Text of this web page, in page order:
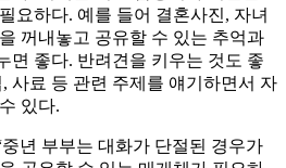
요하다. 예를 들어 결혼사진, 자녀
꺼내놓고 공유할 수 있는 추억과
면 좋다. 반려견을 키우는 것도 좋
사료 등 관련 주제를 얘기하면서 자
있다.
년 부부는 대화가 단절된 경우가